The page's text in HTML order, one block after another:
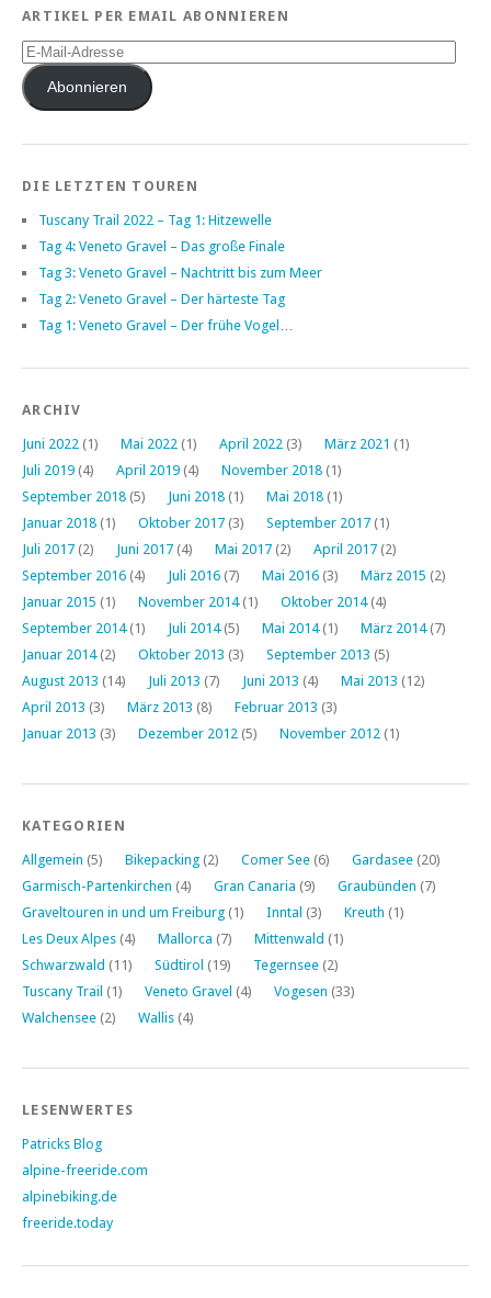
ARTIKEL PER EMAIL ABONNIEREN
E-
Mail-
AdresseAbonnieren
DIE LETZTEN TOUREN
Tuscany Trail 2022 – Tag 1: Hitzewelle
Tag 4: Veneto Gravel – Das große Finale
Tag 3: Veneto Gravel – Nachtritt bis zum Meer
Tag 2: Veneto Gravel – Der härteste Tag
Tag 1: Veneto Gravel – Der frühe Vogel…
ARCHIV
Juni 2022 (1) Mai 2022 (1) April 2022 (3) März 2021 (1)
Juli 2019 (4) April 2019 (4) November 2018 (1)
September 2018 (5) Juni 2018 (1) Mai 2018 (1)
Januar 2018 (1) Oktober 2017 (3) September 2017 (1)
Juli 2017 (2) Juni 2017 (4) Mai 2017 (2) April 2017 (2)
September 2016 (4) Juli 2016 (7) Mai 2016 (3) März 2015 (2)
Januar 2015 (1) November 2014(1) Oktober 2014(4)
September 2014(1) Juli 2014(5) Mai 2014(1) März 2014(7)
Januar 2014(2) Oktober 2013 (3) September 2013 (5)
August 2013 (14) Juli 2013 (7) Juni 2013 (4) Mai 2013 (12)
April 2013 (3) März 2013 (8) Februar 2013 (3)
Januar 2013 (3) Dezember 2012 (5) November 2012 (1)
KATEGORIEN
Allgemein (5) Bikepacking (2) Comer See (6) Gardasee (20)
Garmisch-Partenkirchen (4) Gran Canaria (9) Graubünden (7)
Graveltouren in und um Freiburg (1) Inntal (3) Kreuth (1)
Les Deux Alpes (4) Mallorca (7) Mittenwald (1)
Schwarzwald (11) Südtirol (19) Tegernsee (2)
Tuscany Trail (1) Veneto Gravel (4) Vogesen (33)
Walchensee (2) Wallis (4)
LESENWERTES
Patricks Blog
alpine-freeride.com
alpinebiking.de
freeride.today